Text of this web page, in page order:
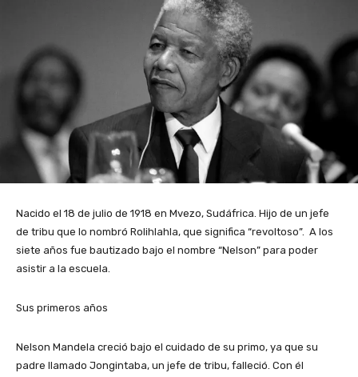
Nacido el 18 de julio de 1918 en Mvezo, Sudáfrica. Hijo de un jefe
de tribu que lo nombró Rolihlahla, que significa “revoltoso”. A los
siete años fue bautizado bajo el nombre “Nelson” para poder
asistir a la escuela.
Sus primeros años
Nelson Mandela creció bajo el cuidado de su primo, ya que su
padre llamado Jongintaba, un jefe de tribu, falleció. Con él